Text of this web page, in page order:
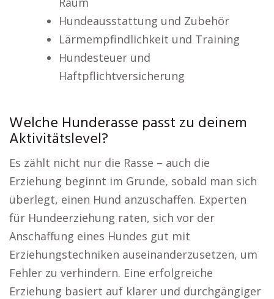
Hundeausstattung und Zubehör
Lärmempfindlichkeit und Training
Hundesteuer und
Haftpflichtversicherung
Welche Hunderasse passt zu deinem
Aktivitätslevel?
Es zählt nicht nur die Rasse – auch die
Erziehung beginnt im Grunde, sobald man sich
überlegt, einen Hund anzuschaffen. Experten
für Hundeerziehung raten, sich vor der
Anschaffung eines Hundes gut mit
Erziehungstechniken auseinanderzusetzen, um
Fehler zu verhindern. Eine erfolgreiche
Erziehung basiert auf klarer und durchgängiger